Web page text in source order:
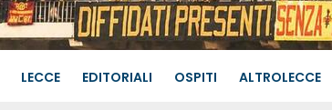
LECCE EDITORIALI OSPITI ALTROLECCE